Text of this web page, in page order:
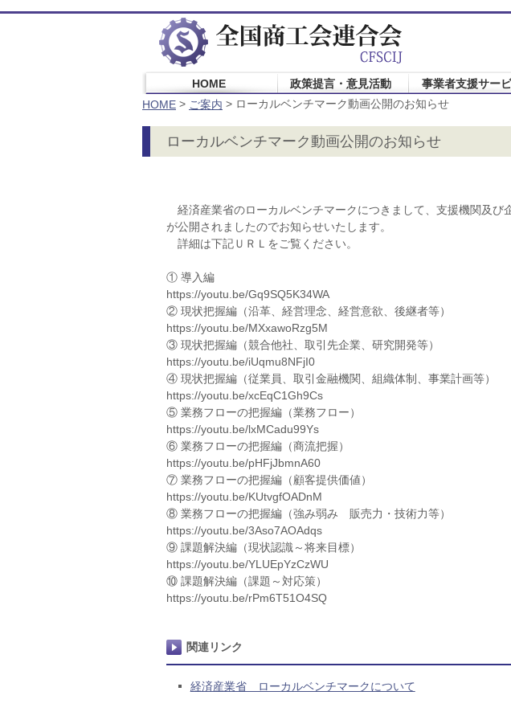
HOME 政策提言・意見活動 事業者支援サー
HOME > ご案内 > ローカルベンチマーク動画公開のお知らせ
ローカルベンチマーク動画公開のお知らせ
経済産業省のローカルベンチマークにつきまして、支援機関及び
が公開されましたのでお知らせいたします。
詳細は下記ＵＲＬをご覧ください。
① 導入編
https://youtu.be/Gq9SQ5K34WA
② 現状把握編（沿革、経営理念、経営意欲、後継者等）
https://youtu.be/MXxawoRzg5M
③ 現状把握編（競合他社、取引先企業、研究開発等）
https://youtu.be/iUqmu8NFjI0
④ 現状把握編（従業員、取引金融機関、組織体制、事業計画等）
https://youtu.be/xcEqC1Gh9Cs
⑤ 業務フローの把握編（業務フロー）
https://youtu.be/lxMCadu99Ys
⑥ 業務フローの把握編（商流把握）
https://youtu.be/pHFjJbmnA60
⑦ 業務フローの把握編（顧客提供価値）
https://youtu.be/KUtvgfOADnM
⑧ 業務フローの把握編（強み弱み 販売力・技術力等）
https://youtu.be/3Aso7AOAdqs
⑨ 課題解決編（現状認識～将来目標）
https://youtu.be/YLUEpYzCzWU
⑩ 課題解決編（課題～対応策）
https://youtu.be/rPm6T51O4SQ
関連リンク
経済産業省 ローカルベンチマークについて